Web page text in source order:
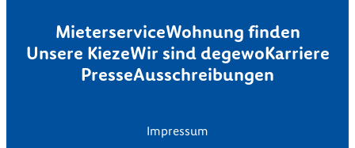
MieterserviceWohnung finden
Unsere KiezeWir sind degewoKarriere
PresseAusschreibungen
Impressum